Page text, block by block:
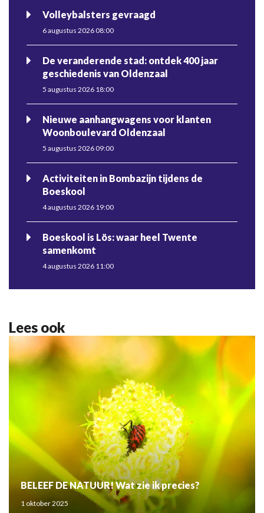
Volleybalsters gevraagd
6 augustus 2026 08:00
De veranderende stad: ontdek 400 jaar
geschiedenis van Oldenzaal
5 augustus 2026 18:00
Nieuwe aanhangwagens voor klanten
Woonboulevard Oldenzaal
5 augustus 2026 09:00
Activiteiten in Bombazijn tijdens de
Boeskool
4 augustus 2026 19:00
Boeskool is Lös: waar heel Twente
samenkomt
4 augustus 2026 11:00
Lees ook
BELEEF DE NATUUR! Wat zie ik precies?
1 oktober 2025